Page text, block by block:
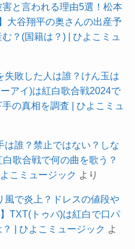
と言われる理由5選！松本
大谷翔平の奥さんの出産予
？(国籍は？) | ひよこミュ
失敗した人は誰？けん玉は
アイ)は紅白歌合戦2024で
の真相を調査 | ひよこミュ
誰？禁止ではない？しな
歌合戦で何の曲を歌う？
こミュージック より
風で炎上？ドレスの値段や
】TXT(トゥバ)は紅白で口パ
| ひよこミュージック よ